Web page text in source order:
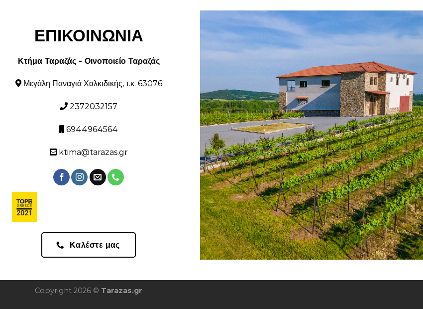
ΕΠΙΚΟΙΝΩΝΙΑ
Κτήμα Ταραζάς - Οινοποιείο Ταραζάς
Μεγάλη Παναγιά Χαλκιδικής, τ.κ. 63076
2372032157
6944964564
ktima@tarazas.gr
Καλέστε μας
Copyright 2026 © Tarazas.gr